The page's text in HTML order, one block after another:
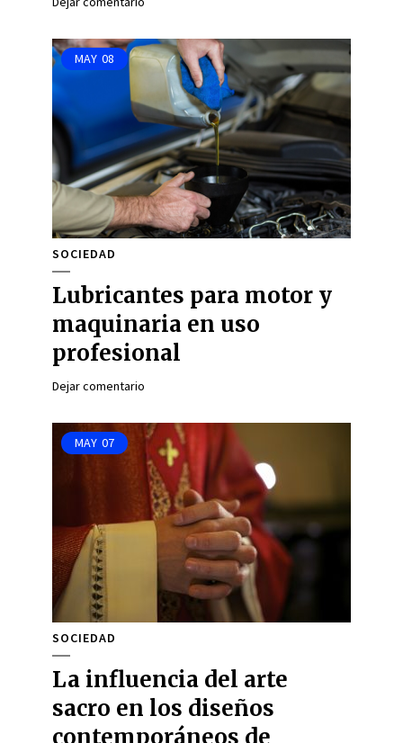
MAY 08
SOCIEDAD
Lubricantes para motor y
maquinaria en uso
profesional
Dejar comentario
MAY 07
SOCIEDAD
La influencia del arte
sacro en los diseños
contemporáneos de